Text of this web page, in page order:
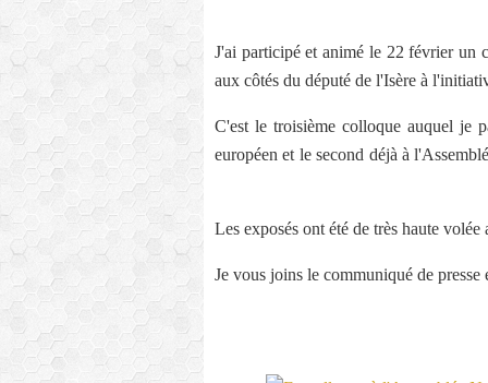
J'ai participé et animé le 22 février un
aux côtés du député de l'Isère à
C'est le troisième colloque auquel je
européen et le second déjà à
Les exposés ont été de très haute
Je vous joins le communiqué de